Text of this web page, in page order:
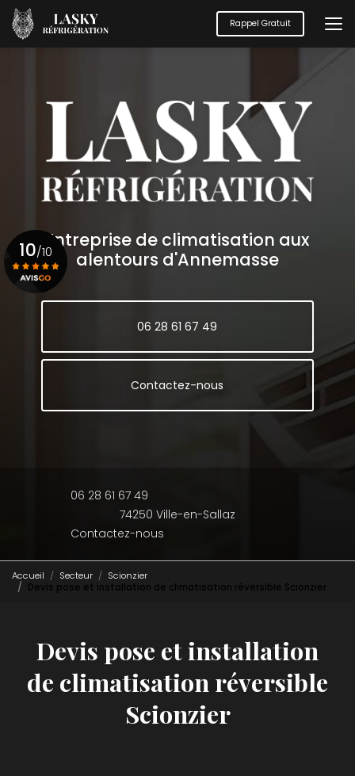
Aller
au
contenu
principal
Rappel Gratuit
Entreprise de climatisation aux
alentours d'Annemasse
06 28 61 67 49
Contactez-nous
06 28 61 67 49
74250 Ville-en-Sallaz
Contactez-nous
10/10
Voir le certificat
Accueil Secteur
Scionzier
Devis pose et installation de climatisation réversible Scionzier
Devis pose et installation
de climatisation réversible
Scionzier